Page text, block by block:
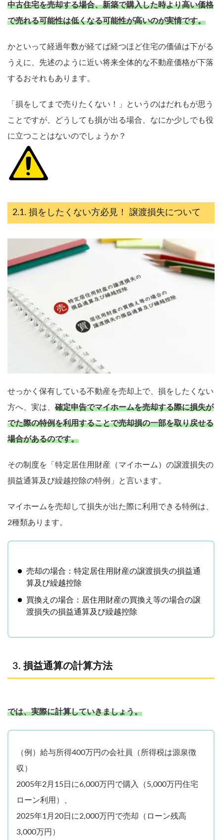
中古住宅を売却する場合、新築で購入した時より高い価格
で売れる可能性は低くなる可能性が高いのが実情です。
かといって経過年数が経てば経つほど住宅の価値は下がる
うえに、先述のように近い将来全体的な不動産価格が下落
するおそれもあります。
「損をしてまで売りたくない！」というのはだれもが思う
ことですが、どうしても損が出る場合、なにか少しでも役
に立つことはないのでしょうか？
損をしたくない方必見！ 譲渡損失について
せっかく保有している不動産を売却上で、損をしたくない
方へ、実は、 確定申告でマイホームを売却する際に損失が
でた際の特例を利用することで売却損の一部を取り戻せる
場合があるのです。
その制度を「特定居住用財産（マイホーム）の譲渡損失の
損益通算及び繰越控除の特例」と言います。
マイホームを売却して損失が出た際に利用できる特例は、
2種類あります。
売却の場合：特定居住用財産の譲渡損失の損益通
算及び繰越控除
買換えの場合：居住用財産の買換え等の場合の譲
渡損失の損益通算及び繰越控除
損益通算の計算方法
では、実際に計算していきましょう。
（例）給与所得400万円の会社員（所得税は源泉徴
収）
2005年2月15日に6,000万円で購入（5,000万円住宅
ローン利用）、
2025年1月20日に2,000万円で売却（ローン残高
3,000万円）